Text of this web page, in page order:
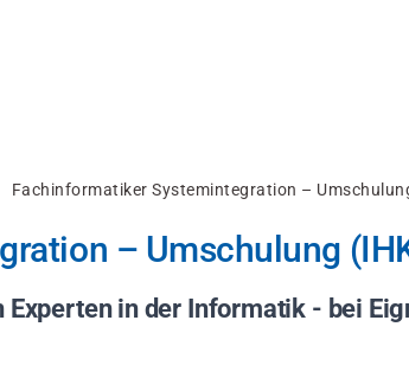
Fachinformatiker Systemintegration –
– Umschulung
in der Informatik - bei